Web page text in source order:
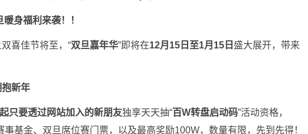
暖身福利来袭！！
喜佳节将至，“双旦嘉年华”即将在12月15日至1月15日 盛大展开，带来
新年
只要透过网站加入的新朋友独享天天抽“百W转盘启动码”活动资格，
基金、双旦席位赛门票，以及最高奖励100W，数量有限，先到先得！